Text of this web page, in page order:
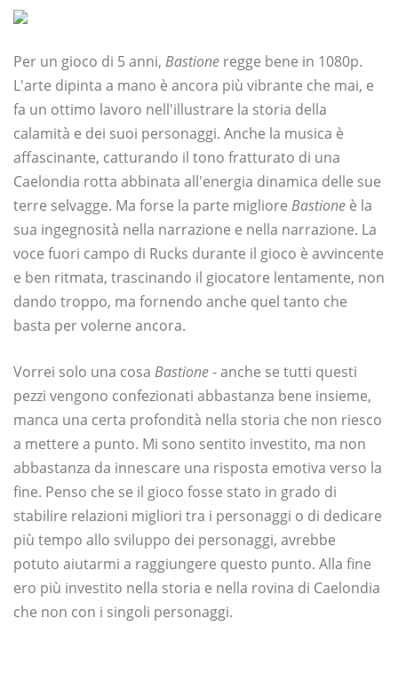
Per un gioco di 5 anni, Bastione regge bene in 1080p.
L'arte dipinta a mano è ancora più vibrante che mai, e
fa un ottimo lavoro nell'illustrare la storia della
calamità e dei suoi personaggi. Anche la musica è
affascinante, catturando il tono fratturato di una
Caelondia rotta abbinata all'energia dinamica delle sue
terre selvagge. Ma forse la parte migliore Bastione è la
sua ingegnosità nella narrazione e nella narrazione. La
voce fuori campo di Rucks durante il gioco è avvincente
e ben ritmata, trascinando il giocatore lentamente, non
dando troppo, ma fornendo anche quel tanto che
basta per volerne ancora.
Vorrei solo una cosa Bastione- anche se tutti questi
pezzi vengono confezionati abbastanza bene insieme,
manca una certa profondità nella storia che non riesco
a mettere a punto. Mi sono sentito investito, ma non
abbastanza da innescare una risposta emotiva verso la
fine. Penso che se il gioco fosse stato in grado di
stabilire relazioni migliori tra i personaggi o di dedicare
più tempo allo sviluppo dei personaggi, avrebbe
potuto aiutarmi a raggiungere questo punto. Alla fine
ero più investito nella storia e nella rovina di Caelondia
che non con i singoli personaggi.